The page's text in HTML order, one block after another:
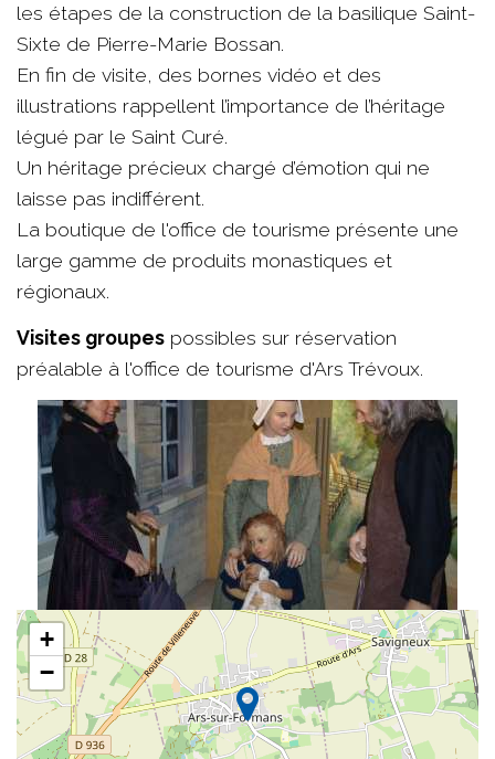
les étapes de la construction de la basilique Saint-
Sixte de Pierre-Marie Bossan.
En fin de visite, des bornes vidéo et des
illustrations rappellent l’importance de l’héritage
légué par le Saint Curé.
Un héritage précieux chargé d’émotion qui ne
laisse pas indifférent.
La boutique de l'office de tourisme présente une
large gamme de produits monastiques et
régionaux.
Visites groupes possibles sur réservation
préalable à l'office de tourisme d'Ars Trévoux.
+
−